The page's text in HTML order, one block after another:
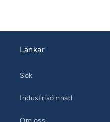
Länkar
Sök
Industrisömnad
Om oss